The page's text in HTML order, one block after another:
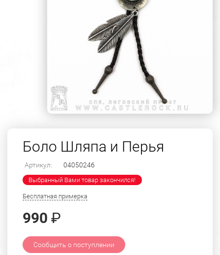
Боло Шляпа и Перья
Артикул: 04050246
Выбранный Вами товар закончился!
Бесплатная примерка
990 ₽
Сообщить о поступлении